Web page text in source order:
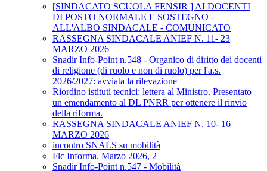
[SINDACATO SCUOLA FENSIR ] AI DOCENTI
DI POSTO NORMALE E SOSTEGNO -
ALL'ALBO SINDACALE - COMUNICATO
RASSEGNA SINDACALE ANIEF N. 11- 23
MARZO 2026
Snadir Info-Point n.548 - Organico di diritto dei docenti
di religione (di ruolo e non di ruolo) per l'a.s.
2026/2027: avviata la rilevazione
Riordino istituti tecnici: lettera al Ministro. Presentato
un emendamento al DL PNRR per ottenere il rinvio
della riforma.
RASSEGNA SINDACALE ANIEF N. 10- 16
MARZO 2026
incontro SNALS su mobilità
Flc Informa. Marzo 2026, 2
Snadir Info-Point n.547 - Mobilità